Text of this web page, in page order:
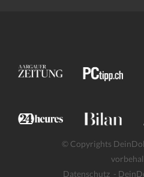
© Copyrights
Datenschutz -